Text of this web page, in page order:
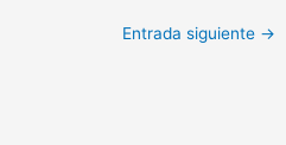
Entrada siguiente →